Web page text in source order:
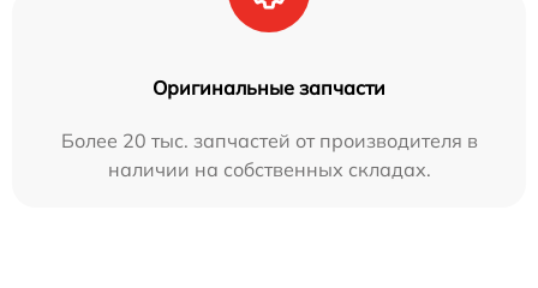
Оригинальные запчасти
Более 20 тыс. запчастей от производителя в
наличии на собственных складах.